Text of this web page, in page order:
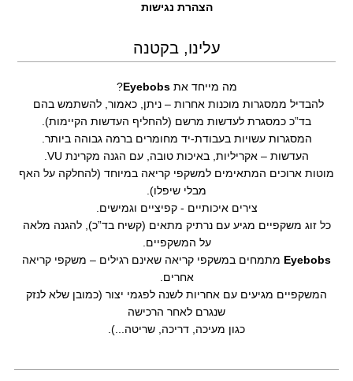
הצהרת נגישות
עלינו, בקטנה
מה מייחד אתEyebobs
?
להבדיל ממסגרות מוכנות אחרות – ניתן, כאמור, להשתמש בהם
בד”כ כמסגרת לעדשות מרשם (להחליף העדשות הקיימות).
המסגרות עשויות בעבודת-יד מחומרים ברמה גבוהה ביותר.
העדשות – אקריליות, באיכות טובה, עם הגנה מקרינת VU.
מוטות ארוכים המתאימים למשקפי קריאה במיוחד (להחלקה על האף
מבלי שיפלו).
צירים איכותיים - קפיציים וגמישים.
כל זוג משקפיים מגיע עם נרתיק מתאים (קשיח בד”כ), להגנה מלאה
על המשקפיים.
Eyebobs מתמחים במשקפי קריאה שאינם רגילים – משקפי קריאה
אחרים.
המשקפיים מגיעים עם אחריות לשנה לפגמי יצור (כמובן שלא לנזק
שנגרם לאחר הרכישה
כגון מעיכה, דריכה, שריטה...).